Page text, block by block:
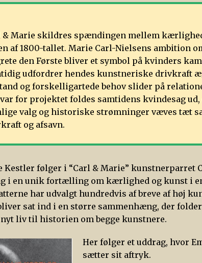
& Marie skildres spændingen mellem
af 1800-tallet. Marie Carl-Nielsens ambition
den Første bliver et symbol på kvinders
udfordrer hendes kunstneriske drivkraft
og forskelligartede behov slider på
for projektet foldes samtidens kvindesag
valg og historiske strømninger væves tæt
og afsavn.
Kestler følger i “Carl & Marie” kunstnerparret
i en unik fortælling om kærlighed og kunst i
har udvalgt hundredvis af breve af høj
sat ind i en større sammenhæng, der
liv til historien om begge kunstnere.
Her følger et uddrag, hvor
sætter sit aftryk.